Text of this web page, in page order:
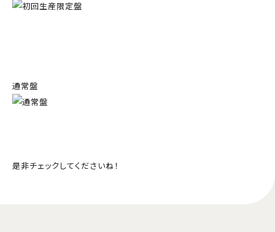
通常盤
是非チェックしてくださいね！